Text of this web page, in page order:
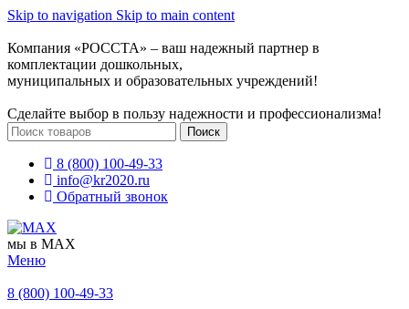
Skip to navigation Skip to main content
Компания «РОССТА» – ваш надежный партнер в
комплектации дошкольных,
муниципальных и образовательных учреждений!
Сделайте выбор в пользу надежности и профессионализма!
Поиск
8 (800) 100-49-33
info@kr2020.ru
Обратный звонок
мы в MAX
Меню
8 (800) 100-49-33